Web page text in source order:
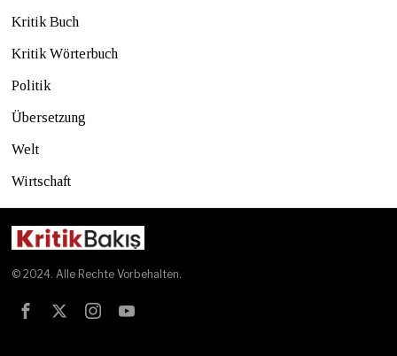
Kritik Buch
Kritik Wörterbuch
Politik
Übersetzung
Welt
Wirtschaft
© 2024. Alle Rechte Vorbehalten.